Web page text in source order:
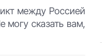
между Россией
могу сказать вам,